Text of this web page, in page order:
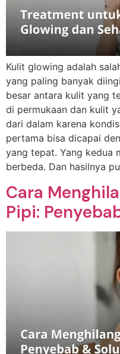
Kulit glowing adalah
yang paling banyak
besar antara kulit yang
di permukaan dan kulit
dari dalam karena
pertama bisa dicapai
yang tepat. Yang kedua
berbeda. Dan hasilnya
Cara
Pipi: